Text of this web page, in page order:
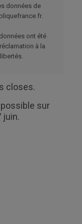
données de
ont été
à la
closes.
sur
juin.